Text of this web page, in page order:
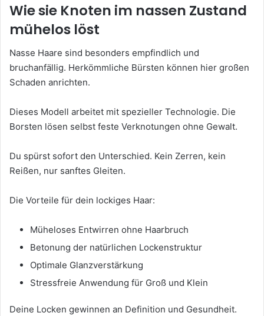
Wie sie Knoten im nassen Zustand
mühelos löst
Nasse Haare sind besonders empfindlich und
bruchanfällig. Herkömmliche Bürsten können hier großen
Schaden anrichten.
Dieses Modell arbeitet mit spezieller Technologie. Die
Borsten lösen selbst feste Verknotungen ohne Gewalt.
Du spürst sofort den Unterschied. Kein Zerren, kein
Reißen, nur sanftes Gleiten.
Die Vorteile für dein lockiges Haar:
Müheloses Entwirren ohne Haarbruch
Betonung der natürlichen Lockenstruktur
Optimale Glanzverstärkung
Stressfreie Anwendung für Groß und Klein
Deine Locken gewinnen an Definition und Gesundheit.